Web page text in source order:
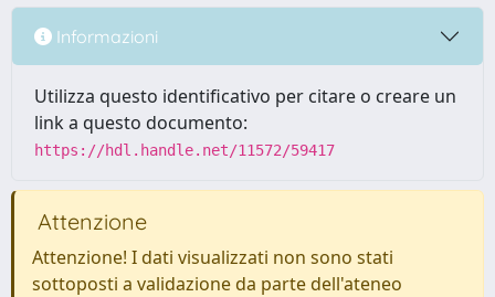
Informazioni
Utilizza questo identificativo per citare o creare un
link a questo documento:
https://hdl.handle.net/11572/59417
Attenzione
Attenzione! I dati visualizzati non sono stati
sottoposti a validazione da parte dell'ateneo